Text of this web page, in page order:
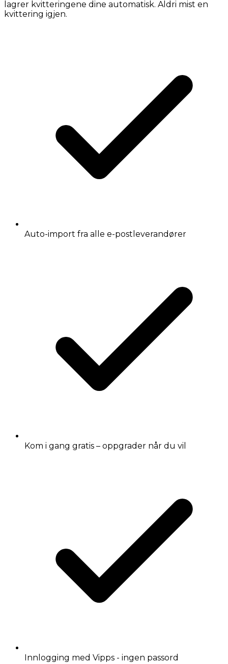
lagrer kvitteringene dine automatisk. Aldri mist en
kvittering igjen.
Auto-import fra alle e-postleverandører
Kom i gang gratis – oppgrader når du vil
Innlogging med Vipps - ingen passord